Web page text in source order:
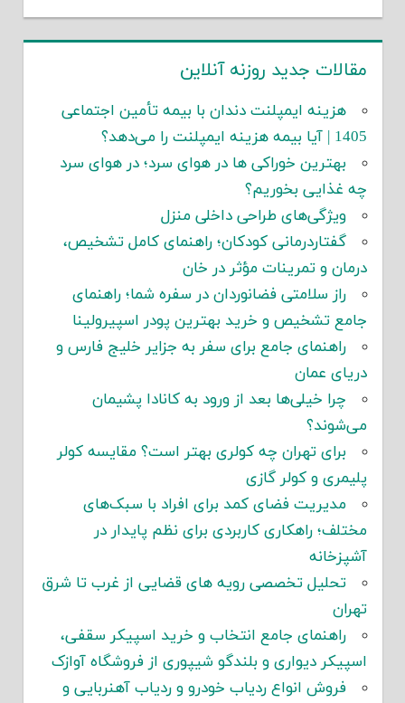
مقالات جدید روزنه آنلاین
هزینه ایمپلنت دندان با بیمه تأمین اجتماعی
1405 | آیا بیمه هزینه ایمپلنت را می‌دهد؟
بهترین خوراکی ها در هوای سرد؛ در هوای سرد
چه غذایی بخوریم؟
ویژگی‌های طراحی داخلی منزل
گفتاردرمانی کودکان؛ راهنمای کامل تشخیص،
درمان و تمرینات مؤثر در خان
راز سلامتی فضانوردان در سفره شما؛ راهنمای
جامع تشخیص و خرید بهترین پودر اسپیرولینا
راهنمای جامع برای سفر به جزایر خلیج فارس و
دریای عمان
چرا خیلی‌ها بعد از ورود به کانادا پشیمان
می‌شوند؟
برای تهران چه کولری بهتر است؟ مقایسه کولر
پلیمری و کولر گازی
مدیریت فضای کمد برای افراد با سبک‌های
مختلف؛ راهکاری کاربردی برای نظم پایدار در
آشپزخانه
تحلیل تخصصی رویه های قضایی از غرب تا شرق
تهران
راهنمای جامع انتخاب و خرید اسپیکر سقفی،
اسپیکر دیواری و بلندگو شیپوری از فروشگاه آوازک
فروش انواع ردیاب خودرو و ردیاب آهنربایی و